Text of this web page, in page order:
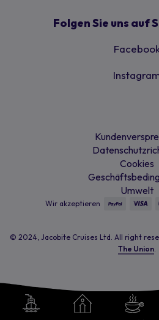
Folgen Sie uns auf
Cookies
Umwelt
Wir akzeptieren
© 2024, Jacobite Cruises Ltd. All right
The Union.